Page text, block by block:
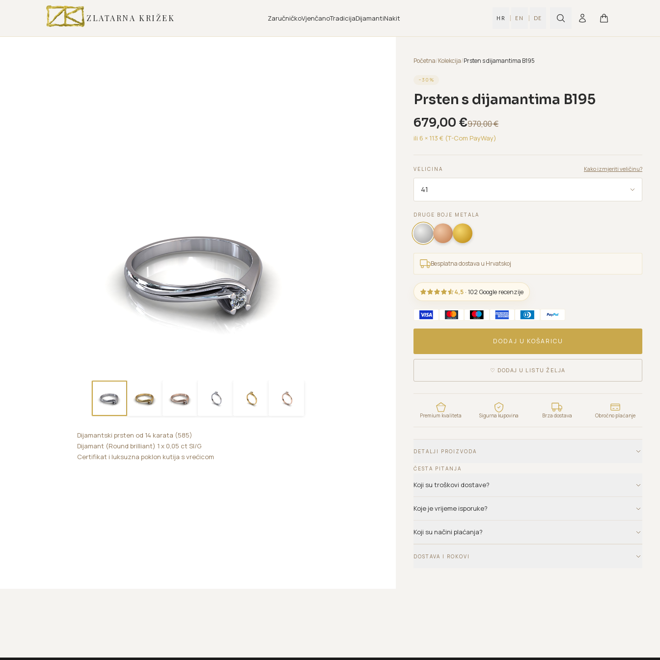
ZLATARNA KRIŽEK ZaručničkoVjenčanoTradicijaDijamantiNakit HR | EN | DE
Dijamantski prsten od 14 karata (585)
Dijamant (Round brilliant) 1 x 0,05 ct SI/G
Certifikat i luksuzna poklon kutija s vrećicom
Početna/Kolekcija/Prsten s dijamantima B195
−30 %
Prsten s dijamantima B195
679,00 €970,00€
ili 6 × 113 € (T-Com PayWay)
VELICINA Kako izmjeriti veličinu?
DRUGE BOJE METALA
Besplatna dostava u Hrvatskoj
4,5 · 102 Google recenzije
DODAJ U KOŠARICU
♡ DODAJ U LISTU ŽELJA
Premium kvaliteta Sigurna kupovina Brza dostava Obročno plaćanje
DETALJI PROIZVODA
ČESTA PITANJA
Koji su troškovi dostave?
Koje je vrijeme isporuke?
Koji su načini plaćanja?
DOSTAVA I ROKOVI